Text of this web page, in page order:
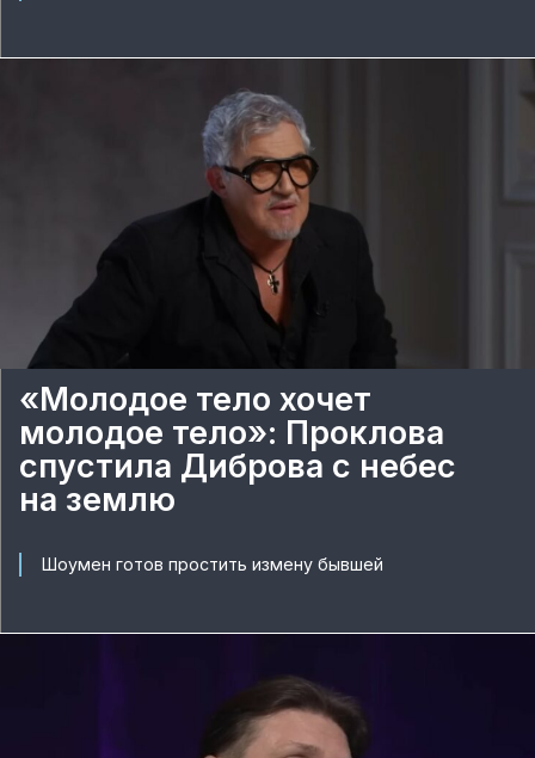
«Молодое тело хочет
молодое тело»: Проклова
спустила Диброва с небес
на землю
Шоумен готов простить измену бывшей